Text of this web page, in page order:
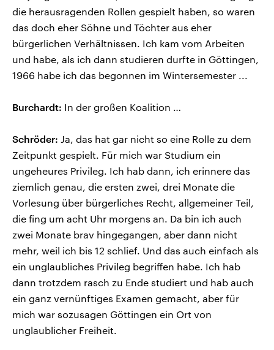
die herausragenden Rollen gespielt haben, so waren
das doch eher Söhne und Töchter aus eher
bürgerlichen Verhältnissen. Ich kam vom Arbeiten
und habe, als ich dann studieren durfte in Göttingen,
1966 habe ich das begonnen im Wintersemester ...
Burchardt: In der großen Koalition …
Schröder: Ja, das hat gar nicht so eine Rolle zu dem
Zeitpunkt gespielt. Für mich war Studium ein
ungeheures Privileg. Ich hab dann, ich erinnere das
ziemlich genau, die ersten zwei, drei Monate die
Vorlesung über bürgerliches Recht, allgemeiner Teil,
die fing um acht Uhr morgens an. Da bin ich auch
zwei Monate brav hingegangen, aber dann nicht
mehr, weil ich bis 12 schlief. Und das auch einfach als
ein unglaubliches Privileg begriffen habe. Ich hab
dann trotzdem rasch zu Ende studiert und hab auch
ein ganz vernünftiges Examen gemacht, aber für
mich war sozusagen Göttingen ein Ort von
unglaublicher Freiheit.